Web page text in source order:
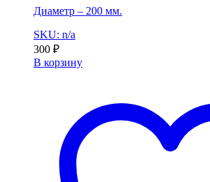
Диаметр – 200 мм.
SKU: n/a
300 ₽
В корзину